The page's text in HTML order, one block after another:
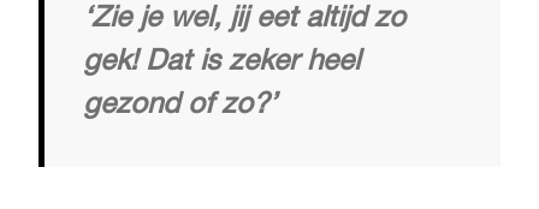
‘Zie je wel, jij eet altijd zo
gek! Dat is zeker heel
gezond of zo?’